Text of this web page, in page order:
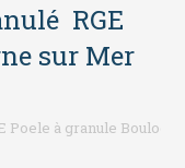
RGE
sur Mer
Poele à granule